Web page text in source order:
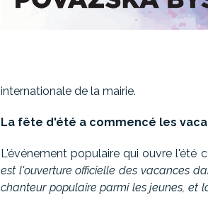
internationale de la mairie.
La fête d'été a commencé les
L'événement populaire qui ouvre l'été
est l'ouverture officielle des vacances
chanteur populaire parmi les jeunes, et